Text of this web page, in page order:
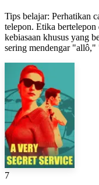
Tips belajar: Perhatikan
telepon. Etika bertelepon
kebiasaan khusus yang
sering mendengar "allô,"
7